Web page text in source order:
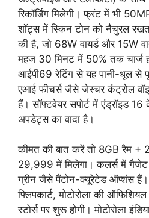
रिकॉर्डिंग मिलेगी। फ्रंट में भी
शॉट्स में स्किन टोन को नैचुरल
की है, जो 68W वायर्ड और 15W
महज 30 मिनट में 50% तक चार्ज
आईपी69 रेटिंग से यह पानी-धूल से
एआई फीचर्स जैसे जेस्चर कंट्रोल
हैं। सॉफ्टवेयर सपोर्ट में एंड्रॉइड
अपडेट्स का वादा है।
कीमत की बात करें तो 8GB रैम +
29,999 में मिलेगा। कलर्स में गैजेट
ग्रीन जैसे पैंटोन-क्यूरेटेड ऑप्शंस हैं।
फ्लिपकार्ट, मोटोरोला की
स्टोर्स पर शुरू होगी। मोटोरोला